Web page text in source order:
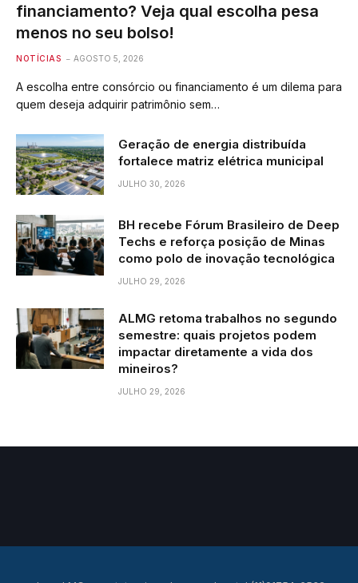
financiamento? Veja qual escolha pesa
menos no seu bolso!
NOTÍCIAS AGOSTO 5, 2026
A escolha entre consórcio ou financiamento é um dilema para
quem deseja adquirir patrimônio sem…
Geração de energia distribuída
fortalece matriz elétrica municipal
JULHO 30, 2026
BH recebe Fórum Brasileiro de Deep
Techs e reforça posição de Minas
como polo de inovação tecnológica
JULHO 29, 2026
ALMG retoma trabalhos no segundo
semestre: quais projetos podem
impactar diretamente a vida dos
mineiros?
JULHO 29, 2026